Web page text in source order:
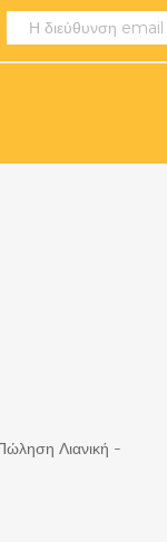
Λιανική -